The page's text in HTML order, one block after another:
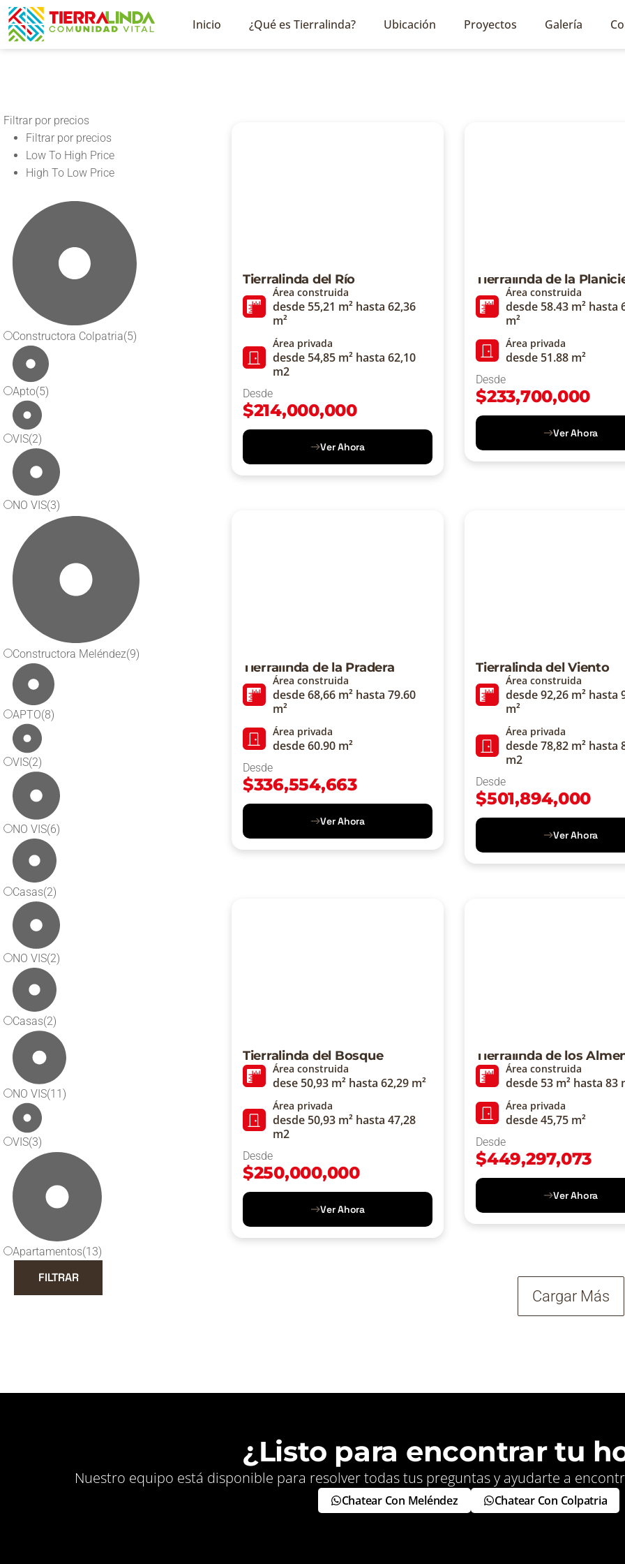
Inicio ¿Qué es Tierralinda?​ Ubicación Proyectos Galería
Filtrar por precios
Filtrar por precios
Low To High Price
High To Low Price
Constructora Colpatria(5)
Apto(5)
VIS(2)
NO VIS(3)
Constructora Meléndez(9)
APTO(8)
VIS(2)
NO VIS(6)
Casas(2)
NO VIS(2)
Casas(2)
NO VIS(11)
VIS(3)
Apartamentos(13)
FILTRAR
Tierralinda del Río
Área construida
desde 55,21 m² hasta 62,36
m²
Área privada
desde 54,85 m² hasta 62,10
m2
Desde
$214,000,000
Ver Ahora
Tierralinda de la
Área construida
desde 58.43 m² hasta
m²
Área privada
desde 51.88 m²
Desde
$233,700,000
Ver Ahora
Tierralinda de la Pradera
Área construida
desde 68,66 m² hasta 79.60
m²
Área privada
desde 60.90 m²
Desde
$336,554,663
Ver Ahora
Tierralinda del Viento
Área construida
desde 92,26 m² hasta
m²
Área privada
desde 78,82 m² hasta
m2
Desde
$501,894,000
Ver Ahora
Tierralinda del Bosque
Área construida
dese 50,93 m² hasta 62,29 m²
Área privada
desde 50,93 m² hasta 47,28
m2
Desde
$250,000,000
Ver Ahora
Tierralinda de los
Área construida
desde 53 m² hasta 83
Área privada
desde 45,75 m²
Desde
$449,297,073
Ver Ahora
Cargar Más
¿Listo para encontrar tu
Nuestro equipo está disponible para resolver todas tus preguntas y ayudarte a
Chatear Con Meléndez Chatear Con Colpatria